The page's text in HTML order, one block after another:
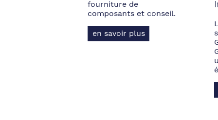
fourniture de
composants et conseil.
en savoir plus